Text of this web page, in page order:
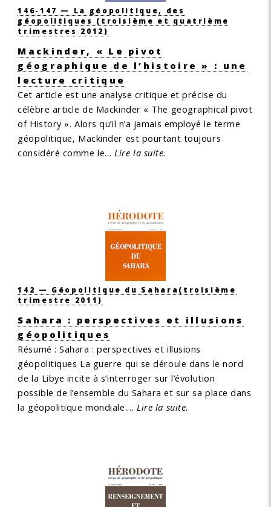
146-147 — La géopolitique, des
géopolitiques (troisième et quatrième
trimestres 2012)
Mackinder, « Le pivot
géographique de l’histoire » : une
lecture critique
Cet article est une analyse critique et précise du
célèbre article de Mackinder « The geographical pivot
of History ». Alors qu’il n’a jamais employé le terme
géopolitique, Mackinder est pourtant toujours
considéré comme le… Lire la suite.
142 — Géopolitique du Sahara(troisième
trimestre 2011)
Sahara : perspectives et illusions
géopolitiques
Résumé : Sahara : perspectives et illusions
géopolitiques La guerre qui se déroule dans le nord
de la Libye incite à s’interroger sur l’évolution
possible de l’ensemble du Sahara et sur sa place dans
la géopolitique mondiale.…Lire la suite.